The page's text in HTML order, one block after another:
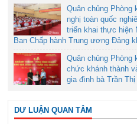
Quân chủng Phòng
nghị toàn quốc
triển khai thực hiện
Ban Chấp hành Trung ương Đảng
Quân chủng Phòng
chức khánh thành
gia đình bà Trần
DƯ LUẬN QUAN TÂM